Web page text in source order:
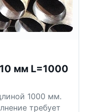
мм L=1000
1000 мм.
требует